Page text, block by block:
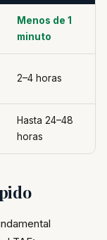
Menos de 1
minuto
2–4 horas
Hasta 24–48
horas